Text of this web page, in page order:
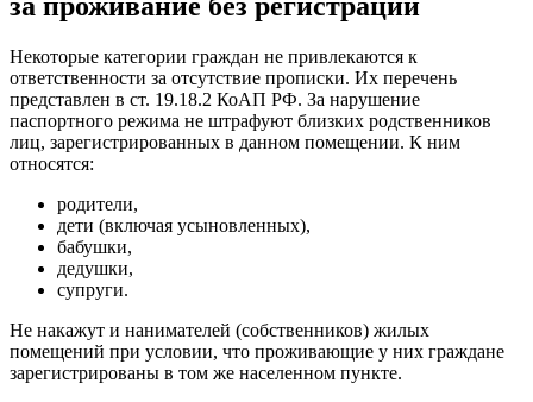
за проживание без регистрации
Некоторые категории граждан не привлекаются к
ответственности за отсутствие прописки. Их перечень
представлен в ст. 19.18.2 КоАП РФ. За нарушение
паспортного режима не штрафуют близких родственников
лиц, зарегистрированных в данном помещении. К ним
относятся:
родители,
дети (включая усыновленных),
бабушки,
дедушки,
супруги.
Не накажут и нанимателей (собственников) жилых
помещений при условии, что проживающие у них граждане
зарегистрированы в том же населенном пункте.